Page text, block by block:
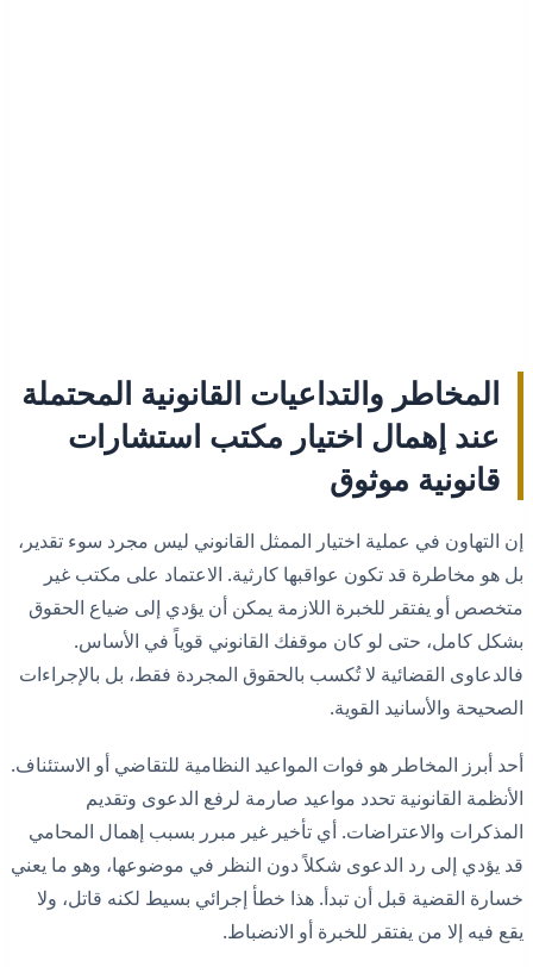
المخاطر والتداعيات القانونية المحتملة
عند إهمال اختيار مكتب استشارات
قانونية موثوق
إن التهاون في عملية اختيار الممثل القانوني ليس مجرد سوء تقدير،
بل هو مخاطرة قد تكون عواقبها كارثية. الاعتماد على مكتب غير
متخصص أو يفتقر للخبرة اللازمة يمكن أن يؤدي إلى ضياع الحقوق
بشكل كامل، حتى لو كان موقفك القانوني قوياً في الأساس.
فالدعاوى القضائية لا تُكسب بالحقوق المجردة فقط، بل بالإجراءات
الصحيحة والأسانيد القوية.
أحد أبرز المخاطر هو فوات المواعيد النظامية للتقاضي أو الاستئناف.
الأنظمة القانونية تحدد مواعيد صارمة لرفع الدعوى وتقديم
المذكرات والاعتراضات. أي تأخير غير مبرر بسبب إهمال المحامي
قد يؤدي إلى رد الدعوى شكلاً دون النظر في موضوعها، وهو ما يعني
خسارة القضية قبل أن تبدأ. هذا خطأ إجرائي بسيط لكنه قاتل، ولا
يقع فيه إلا من يفتقر للخبرة أو الانضباط.